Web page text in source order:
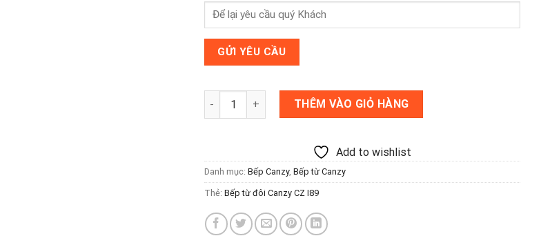
Bếp từ đôi Canzy CZ-I89 số lượng
THÊM VÀO GIỎ HÀNG
Add to wishlist
Danh mục: Bếp Canzy, Bếp từ Canzy
Thẻ: Bếp từ đôi Canzy CZ I89